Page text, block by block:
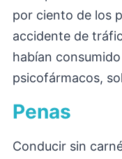
por ciento de los
accidente de
habían
psicofármacos,
Penas
Conducir sin